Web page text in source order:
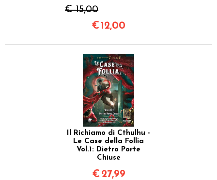
€ 15,00
€ 12,00
Il Richiamo di Cthulhu -
Le Case della Follia
Vol.1: Dietro Porte
Chiuse
€ 27,99